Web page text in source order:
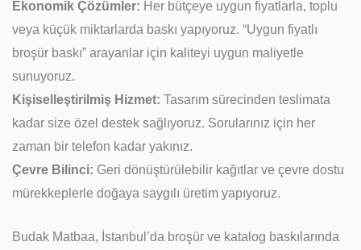
Ekonomik Çözümler: Her bütçeye uygun fiyatlarla, toplu
veya küçük miktarlarda baskı yapıyoruz. “Uygun fiyatlı
broşür baskı” arayanlar için kaliteyi uygun maliyetle
sunuyoruz.
Kişiselleştirilmiş Hizmet: Tasarım sürecinden teslimata
kadar size özel destek sağlıyoruz. Sorularınız için her
zaman bir telefon kadar yakınız.
Çevre Bilinci: Geri dönüştürülebilir kağıtlar ve çevre dostu
mürekkeplerle doğaya saygılı üretim yapıyoruz.
Budak Matbaa, İstanbul’da broşür ve katalog baskılarında